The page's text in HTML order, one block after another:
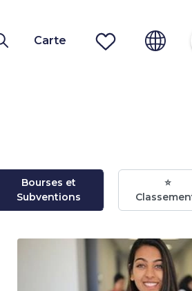
Carte
Bourses et
Subventions
⭐